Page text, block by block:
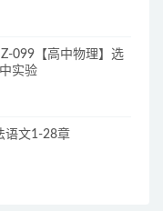
099【高中物理】选
实验
语文1-28章